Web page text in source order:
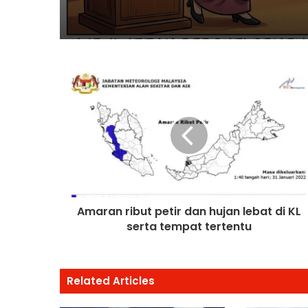
Timbalan Presiden
Saifuddin Pemangku
Amaran ribut petir dan hujan lebat di KL
serta tempat tertentu
Related Articles